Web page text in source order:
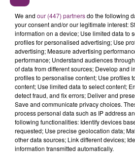
We and our (447) partnersdo the following
your consent and/or our legitimate interest:
information on a device; Use limited data to
profiles for personalised advertising; Use
advertising; Measure advertising
performance; Understand audiences
of data from different sources; Develop and
profiles to personalise content; Use profiles
content; Use limited data to select content;
detect fraud, and fix errors; Deliver and
Save and communicate privacy choices.
process personal data such as IP address
following functionalities: Identify devices
requested; Use precise geolocation data;
other data sources; Link different devices;
information transmitted automatically.